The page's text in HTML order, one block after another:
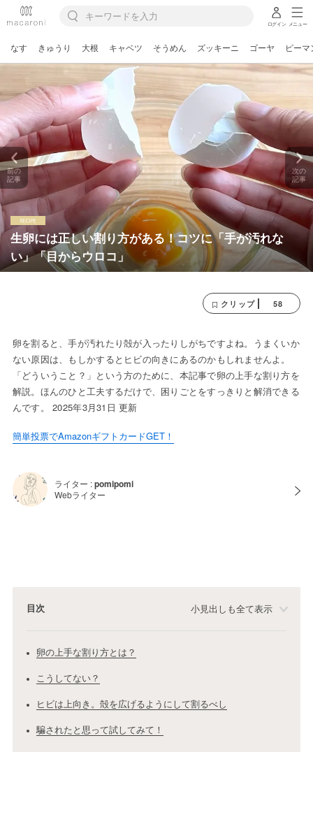
ログイン メニュー
なす きゅうり 大根 キャベツ そうめん ズッキーニ ゴーヤ ピーマ
生卵には正しい割り方がある！コツに「手が汚れな
い」「目からウロコ」
前の
記事
次の
記事
クリップ 58
卵を割ると、手が汚れたり殻が入ったりしがちですよね。うまくいか
ない原因は、もしかするとヒビの向きにあるのかもしれませんよ。
「どういうこと？」という方のために、本記事で卵の上手な割り方を
解説。ほんのひと工夫するだけで、困りごとをすっきりと解消できる
んです。 2025年3月31日 更新
簡単投票でAmazonギフトカードGET！
ライター :pomipomi
Webライター
目次 小見出しも全て表示
卵の上手な割り方とは？
こうしてない？
ヒビは上向き。殻を広げるようにして割るべし
騙されたと思って試してみて！